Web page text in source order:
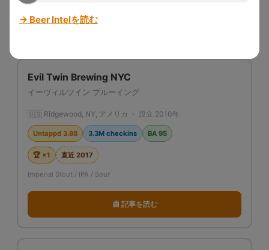
📰 記事を読む
Evil Twin Brewing NYC
イーヴィルツイン ブルーイング
🇺🇸 Ridgewood, NY, アメリカ ・ 設立 2010年
Untappd 3.88 3.3M checkins BA 95
🏆 ×1 直近 2017
Imperial Stout / IPA / Sour
📰 記事を読む
→ Beer Intelを読む